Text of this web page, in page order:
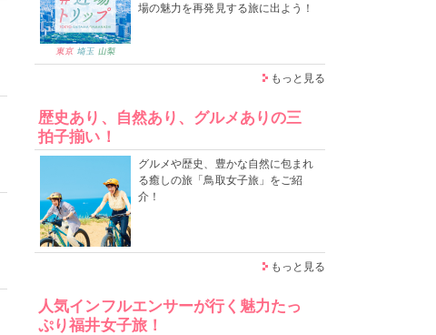
場の魅力を再発見する旅に出よう！
もっと見る
歴史あり、自然あり、グルメありの三
拍子揃い！
グルメや歴史、豊かな自然に包まれ
る癒しの旅「鳥取女子旅」をご紹
介！
もっと見る
人気インフルエンサーが行く魅力たっ
ぷり福井女子旅！